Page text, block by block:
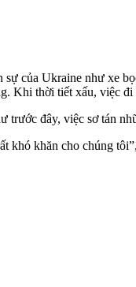
của Ukraine như xe
Khi thời tiết xấu, việc
đây, việc sơ tán
khó khăn cho chúng